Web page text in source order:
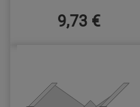
9,73 €